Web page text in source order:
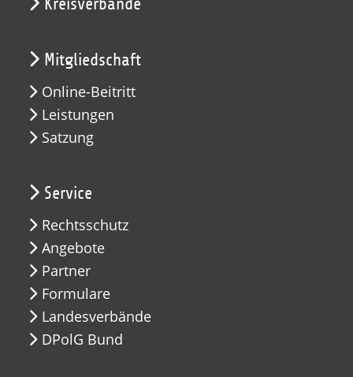
Kreisverbände
Mitgliedschaft
Online-Beitritt
Leistungen
Satzung
Service
Rechtsschutz
Angebote
Partner
Formulare
Landesverbände
DPolG Bund